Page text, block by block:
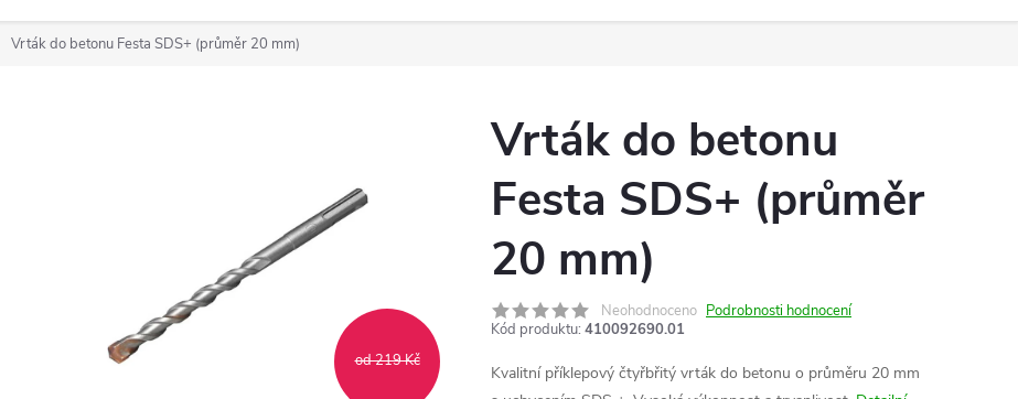
Vrták do betonu Festa SDS+ (průměr 20 mm)
od 219 Kč
Vrták do betonu
Festa SDS+ (průměr
20 mm)
Neohodnoceno Podrobnosti hodnocení
Kód produktu: 410092690.01
Kvalitní příklepový čtyřbřitý vrták do betonu o průměru 20 mm